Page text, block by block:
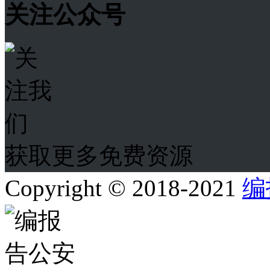
关注公众号
获取更多免费资源
Copyright © 2018-2021